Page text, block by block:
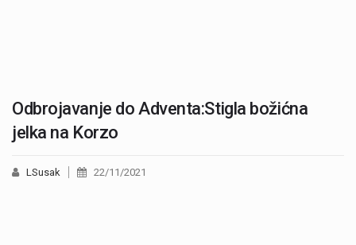
Odbrojavanje do Adventa:Stigla božićna
jelka na Korzo
LSusak 22/11/2021